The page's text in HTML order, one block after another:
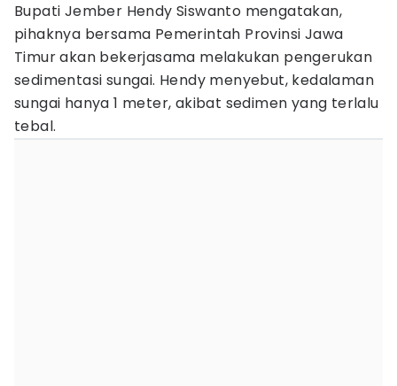
Bupati Jember Hendy Siswanto mengatakan,
pihaknya bersama Pemerintah Provinsi Jawa
Timur akan bekerjasama melakukan pengerukan
sedimentasi sungai. Hendy menyebut, kedalaman
sungai hanya 1 meter, akibat sedimen yang terlalu
tebal.